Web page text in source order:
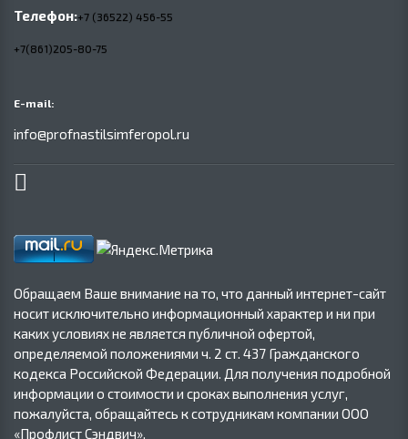
Телефон:+7 (36522) 456-55
+7(861)205-80-75
E-mail:
info@profnastilsimferopol.ru
Обращаем Ваше внимание на то, что данный интернет-сайт
носит исключительно информационный характер и ни при
каких условиях не является публичной офертой,
определяемой положениями ч. 2 ст. 437 Гражданского
кодекса Российской Федерации. Для получения подробной
информации о стоимости и сроках выполнения услуг,
пожалуйста, обращайтесь к сотрудникам компании ООО
«Профлист Сэндвич».